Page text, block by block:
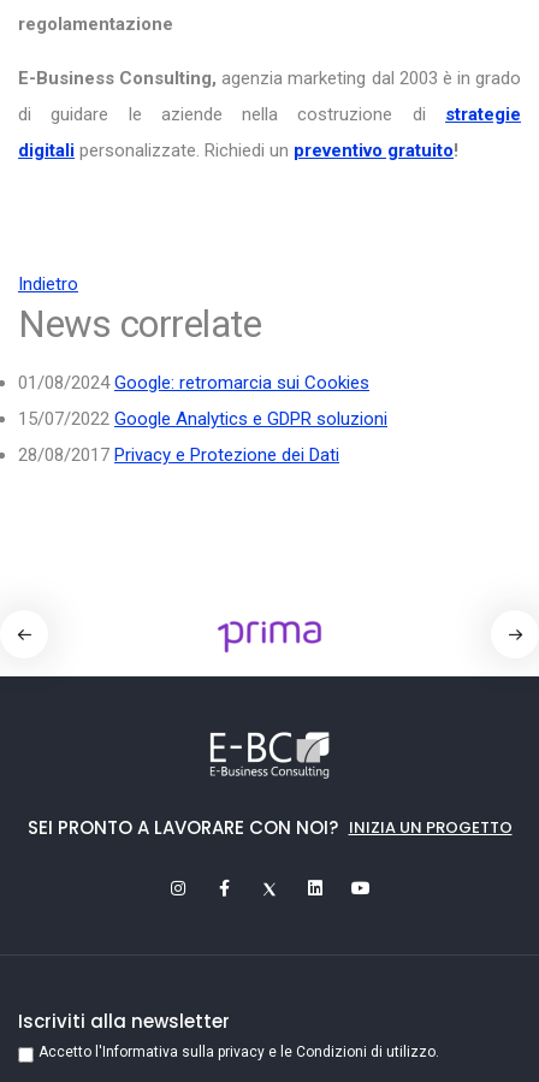
regolamentazione
E-Business Consulting, agenzia marketing dal 2003 è in grado
di guidare le aziende nella costruzione di strategie
digitali personalizzate. Richiedi un preventivo gratuito!
Indietro
News correlate
01/08/2024 Google: retromarcia sui Cookies
15/07/2022 Google Analytics e GDPR soluzioni
28/08/2017 Privacy e Protezione dei Dati
SEI PRONTO A LAVORARE CON NOI? INIZIA UN PROGETTO
Iscriviti alla newsletter
Accetto l'Informativa sulla privacy e le Condizioni di utilizzo.